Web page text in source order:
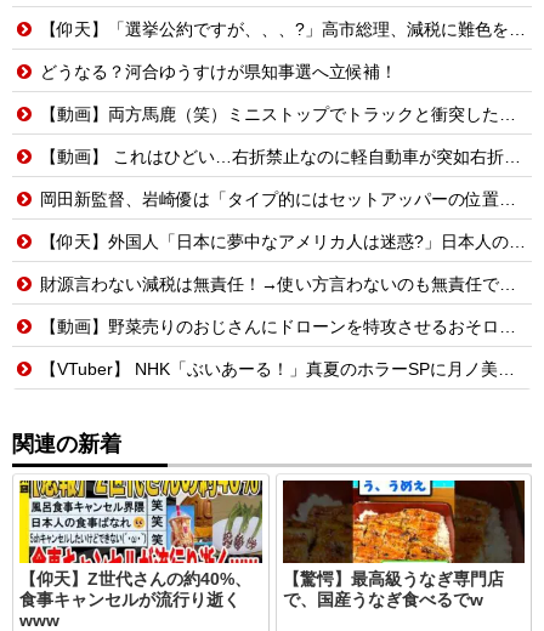
【仰天】「選挙公約ですが、、、?」高市総理、減税に難色を示し続ける玉木代表らを「煽りまくるwwwww」
どうなる？河合ゆうすけが県知事選へ立候補！
【動画】両方馬鹿（笑）ミニストップでトラックと衝突したドラレコが（ノ∇`）
【動画】 これはひどい…右折禁止なのに軽自動車が突如右折し路面電車と衝突→乗ってた三人組が車を捨て逃走ｗｗｗｗｗｗ
岡田新監督、岩崎優は「タイプ的にはセットアッパーの位置が一番合うてる」←おーん
【仰天】外国人「日本に夢中なアメリカ人は迷惑?」日本人の回答が的確すぎた
財源言わない減税は無責任！→使い方言わないのも無責任では？
【動画】野菜売りのおじさんにドローンを特攻させるおそロシア。
【VTuber】 NHK「ぶいあーる！」真夏のホラーSPに月ノ美兎・ましろ爻・市松寿ゞ謡が出演！“VTuber×ホラー”を語る【8/8(土)21:05】
関連の新着
【仰天】Z世代さんの約40%、
食事キャンセルが流行り逝く
www
【驚愕】最高級うなぎ専門店
で、国産うなぎ食べるでw